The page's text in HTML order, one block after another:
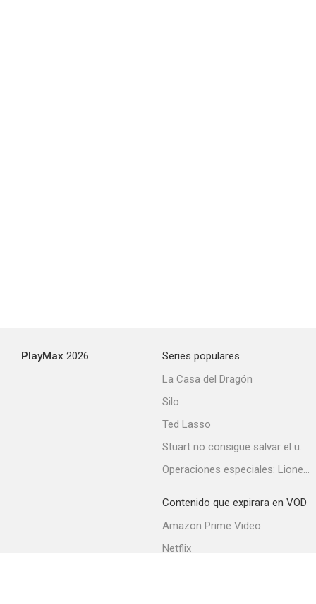
PlayMax 2026
Series populares
La Casa del Dragón
Silo
Ted Lasso
Stuart no consigue salvar el universo
Operaciones especiales: Lioness
Contenido que expirara en VOD
Amazon Prime Video
Netflix